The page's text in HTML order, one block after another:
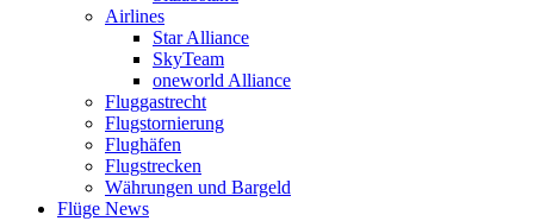
Airlines
Star Alliance
SkyTeam
oneworld Alliance
Fluggastrecht
Flugstornierung
Flughäfen
Flugstrecken
Währungen und Bargeld
Flüge News